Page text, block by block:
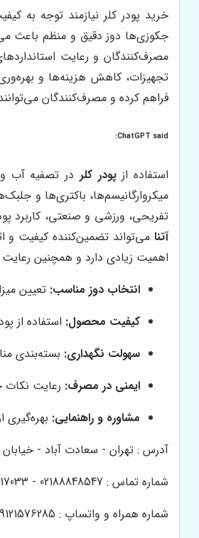
خرید پودر کلر نیازمند توجه به
جکوزی‌ها دوز دقیق و منظم باعث
مصرف‌کنندگان و رعایت
تجهیزات، کاهش هزینه‌ها و
فراهم کرده و مصرف‌کنندگان
ChatGPT said:
استفاده ازپودر کلر در تصفیه آب و
میکروارگانیسم‌ها، باکتری‌ها و
تفریحی، ورزشی و صنعتی، کاربرد
آتنامی‌تواند تضمین‌کننده کیفیت و
اهمیت زیادی دارد و همچنین
انتخاب دوز مناسب: تعیین
کیفیت محصول: استفاده از
سهولت نگهداری: بسته‌بندی
ایمنی در مصرف: رعایت نکات
مشاوره و راهنمایی:
آدرس : تهران - سعادت آباد - خیابان
شماره تماس : 02188848547 - 02188317033
شماره همراه و واتساپ : 09121576285